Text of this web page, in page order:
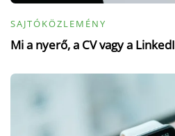
SAJTÓKÖZLEMÉNY
Mi a nyerő, a CV vagy a